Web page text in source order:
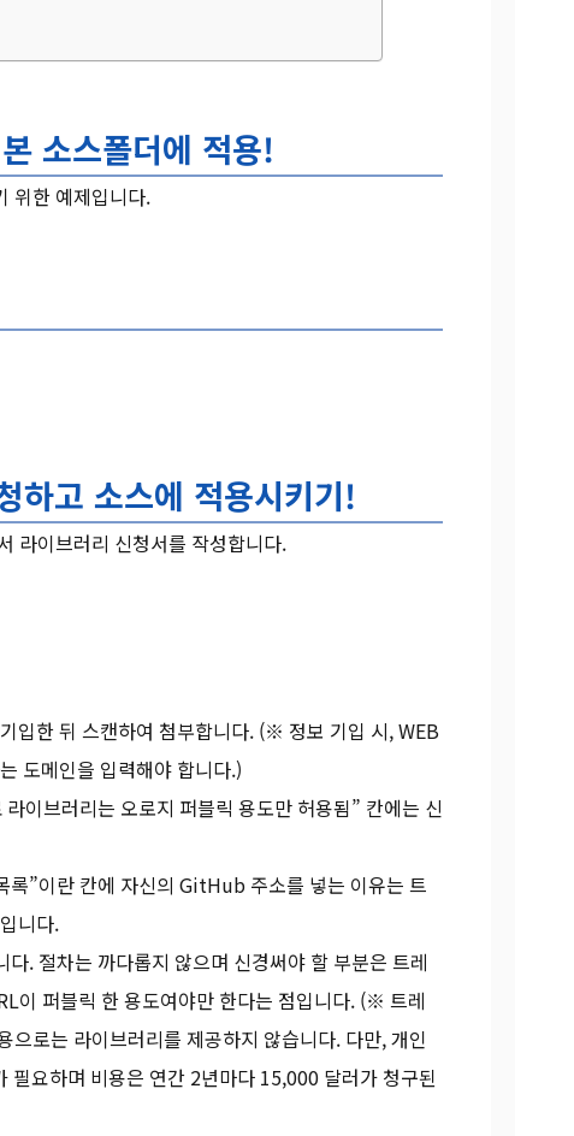
소스폴더에 적용!
위한 예제입니다.
하고 소스에 적용시키기!
라이브러리 신청서를 작성합니다.
입한 뒤 스캔하여 첨부합니다. (※ 정보 기입 시, WEB
도메인을 입력해야 합니다.)
이브러리는 오로지 퍼블릭 용도만 허용됨” 칸에는 신
”이란 칸에 자신의 GitHub 주소를 넣는 이유는 트
니다.
. 절차는 까다롭지 않으며 신경써야 할 부분은 트레
이 퍼블릭 한 용도여야만 한다는 점입니다. (※ 트레
로는 라이브러리를 제공하지 않습니다. 다만, 개인
요하며 비용은 연간 2년마다 15,000 달러가 청구된